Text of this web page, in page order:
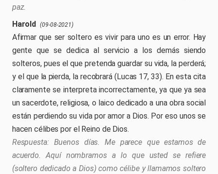
paz.
Harold
(09-08-2021)
Afirmar que ser soltero es vivir para uno es un error. Hay
gente que se dedica al servicio a los demás siendo
solteros, pues el que pretenda guardar su vida, la perderá;
y el que la pierda, la recobrará (Lucas 17, 33). En esta cita
claramente se interpreta incorrectamente, ya que ya sea
un sacerdote, religiosa, o laico dedicado a una obra social
están perdiendo su vida por amor a Dios. Por eso unos se
hacen célibes por el Reino de Dios.
Buenos días. Me parece que estamos de
acuerdo. Aquí nombramos a lo que usted se refiere
(soltero dedicado a Dios) como célibe y llamamos soltero